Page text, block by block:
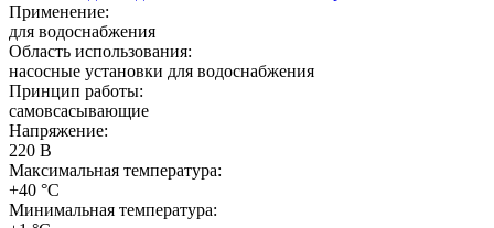
Применение:
для водоснабжения
Область использования:
насосные установки для водоснабжения
Принцип работы:
самовсасывающие
Напряжение:
220 В
Максимальная температура:
+40 °C
Минимальная температура: